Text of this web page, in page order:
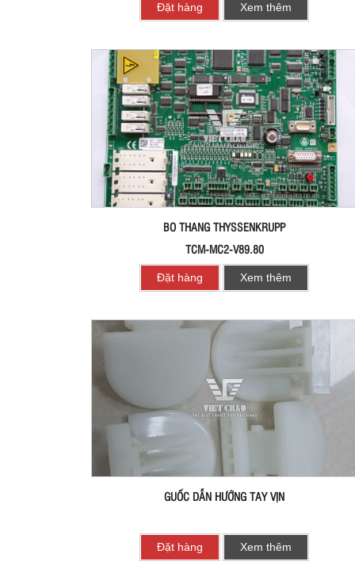
Đặt hàng Xem thêm
BO THANG THYSSENKRUPP
TCM-MC2-V89.80
Đặt hàng Xem thêm
GUỐC DẪN HƯỚNG TAY VỊN
Đặt hàng Xem thêm